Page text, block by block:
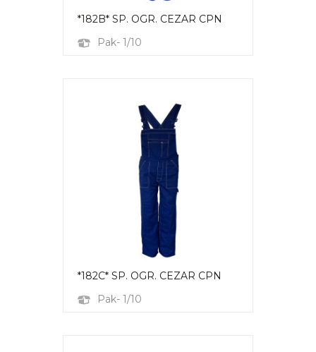
*182B* SP. OGR. CEZAR CPN
Pak- 1/10
*182C* SP. OGR. CEZAR CPN
Pak- 1/10